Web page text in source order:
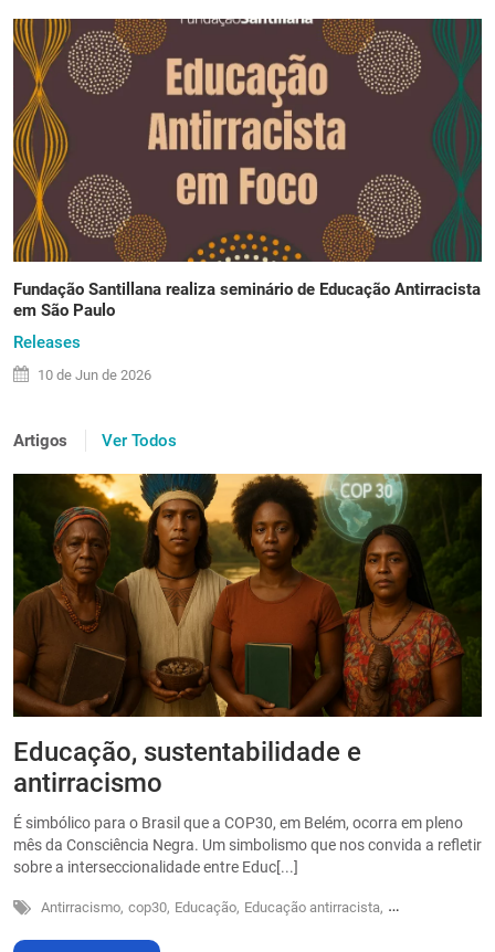
Fundação Santillana realiza seminário de Educação Antirracista
em São Paulo
Releases
10 de Jun de 2026
Artigos Ver Todos
Educação, sustentabilidade e
antirracismo
É simbólico para o Brasil que a COP30, em Belém, ocorra em pleno
mês da Consciência Negra. Um simbolismo que nos convida a refletir
sobre a interseccionalidade entre Educ[...]
Antirracismo, cop30, Educação, Educação antirracista, Sustentabilidade